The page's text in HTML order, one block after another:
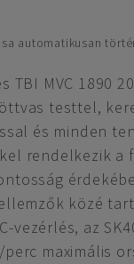
automatikusan
TBI MVC 1890
testtel,
és minden
rendelkezik a
közé
vezérlés, az
maximális